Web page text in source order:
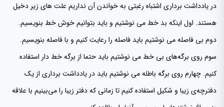
در یادداشت برداری اشتباه رغبتی به خواندن آن نداریم علت های زیر دخیل
هستند. اول اینکه بد خط می نوشتیم و باید بتوانیم خوش خط بنویسیم.
دوم بی فاصله می نوشتیم باید فاصله را رعایت کنیم و با فاصله بنویسیم.
سوم روی برگه‌های بی خط می نوشتیم باید حتما از برگه خط دار استفاده
کنیم. چهارم روی برگه باطله می نوشتیم باید در یادداشت برداری از یک
دفترچه‌ی زیبا و شکیل استفاده کنیم تا زمانی که دفتر زیبا را می‌بینیم با علاقه